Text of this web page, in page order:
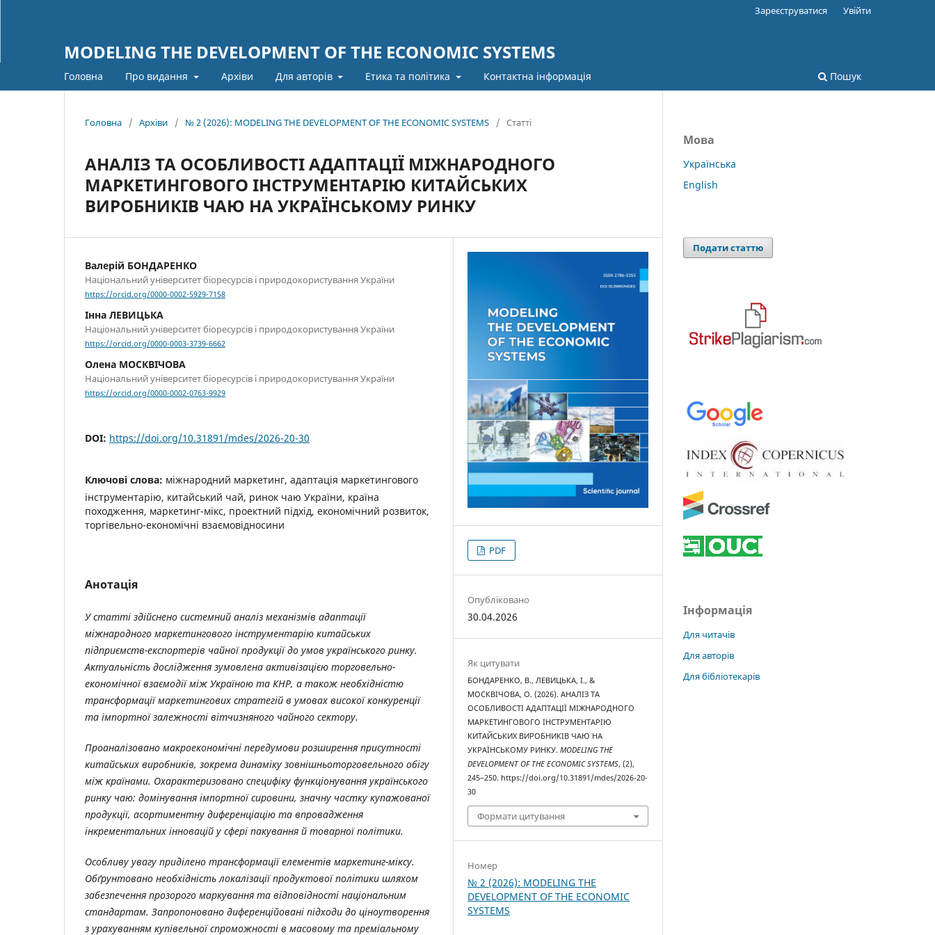
MODELING THE DEVELOPMENT OF THE ECONOMIC SYSTEMS
Головна Про видання Архіви Для авторів Етика та політика Контактна інформація Пошук
Зареєструватися Увійти
Головна / Архіви / № 2 (2026): MODELING THE DEVELOPMENT OF THE ECONOMIC SYSTEMS / Статті
АНАЛІЗ ТА ОСОБЛИВОСТІ АДАПТАЦІЇ МІЖНАРОДНОГО
МАРКЕТИНГОВОГО ІНСТРУМЕНТАРІЮ КИТАЙСЬКИХ
ВИРОБНИКІВ ЧАЮ НА УКРАЇНСЬКОМУ РИНКУ
Валерій БОНДАРЕНКО
Національний університет біоресурсів і природокористування України
https://orcid.org/0000-0002-5929-7158
Інна ЛЕВИЦЬКА
Національний університет біоресурсів і природокористування України
https://orcid.org/0000-0003-3739-6662
Олена МОСКВІЧОВА
Національний університет біоресурсів і природокористування України
https://orcid.org/0000-0002-0763-9929
DOI: https://doi.org/10.31891/mdes/2026-20-30
Ключові слова: міжнародний маркетинг, адаптація маркетингового
інструментарію, китайський чай, ринок чаю України, країна
походження, маркетинг-мікс, проектний підхід, економічний розвиток,
торгівельно-економічні взаємовідносини
Анотація
У статті здійснено системний аналіз механізмів адаптації
міжнародного маркетингового інструментарію китайських
підприємств-експортерів чайної продукції до умов українського ринку.
Актуальність дослідження зумовлена активізацією торговельно-
економічної взаємодії між Україною та КНР, а також необхідністю
трансформації маркетингових стратегій в умовах високої конкуренції
та імпортної залежності вітчизняного чайного сектору.
Проаналізовано макроекономічні передумови розширення присутності
китайських виробників, зокрема динаміку зовнішньоторговельного обігу
між країнами. Охарактеризовано специфіку функціонування українського
ринку чаю: домінування імпортної сировини, значну частку купажованої
продукції, асортиментну диференціацію та впровадження
інкрементальних інновацій у сфері пакування й товарної політики.
Особливу увагу приділено трансформації елементів маркетинг-міксу.
Обґрунтовано необхідність локалізації продуктової політики шляхом
забезпечення прозорого маркування та відповідності національним
стандартам. Запропоновано диференційовані підходи до ціноутворення
з урахуванням купівельної спроможності в масовому та преміальному
PDF
Опубліковано
30.04.2026
Як цитувати
БОНДАРЕНКО, В., ЛЕВИЦЬКА, І., &
МОСКВІЧОВА, О. (2026). АНАЛІЗ ТА
ОСОБЛИВОСТІ АДАПТАЦІЇ МІЖНАРОДНОГО
МАРКЕТИНГОВОГО ІНСТРУМЕНТАРІЮ
КИТАЙСЬКИХ ВИРОБНИКІВ ЧАЮ НА
УКРАЇНСЬКОМУ РИНКУ.MODELING THE
DEVELOPMENT OF THE ECONOMIC SYSTEMS, (2),
245–250. https://doi.org/10.31891/mdes/2026-20-
30
Формати цитування
Номер
№ 2 (2026): MODELING THE
DEVELOPMENT OF THE ECONOMIC
SYSTEMS
Мова
Українська
English
Подати статтю
Інформація
Для читачів
Для авторів
Для бібліотекарів